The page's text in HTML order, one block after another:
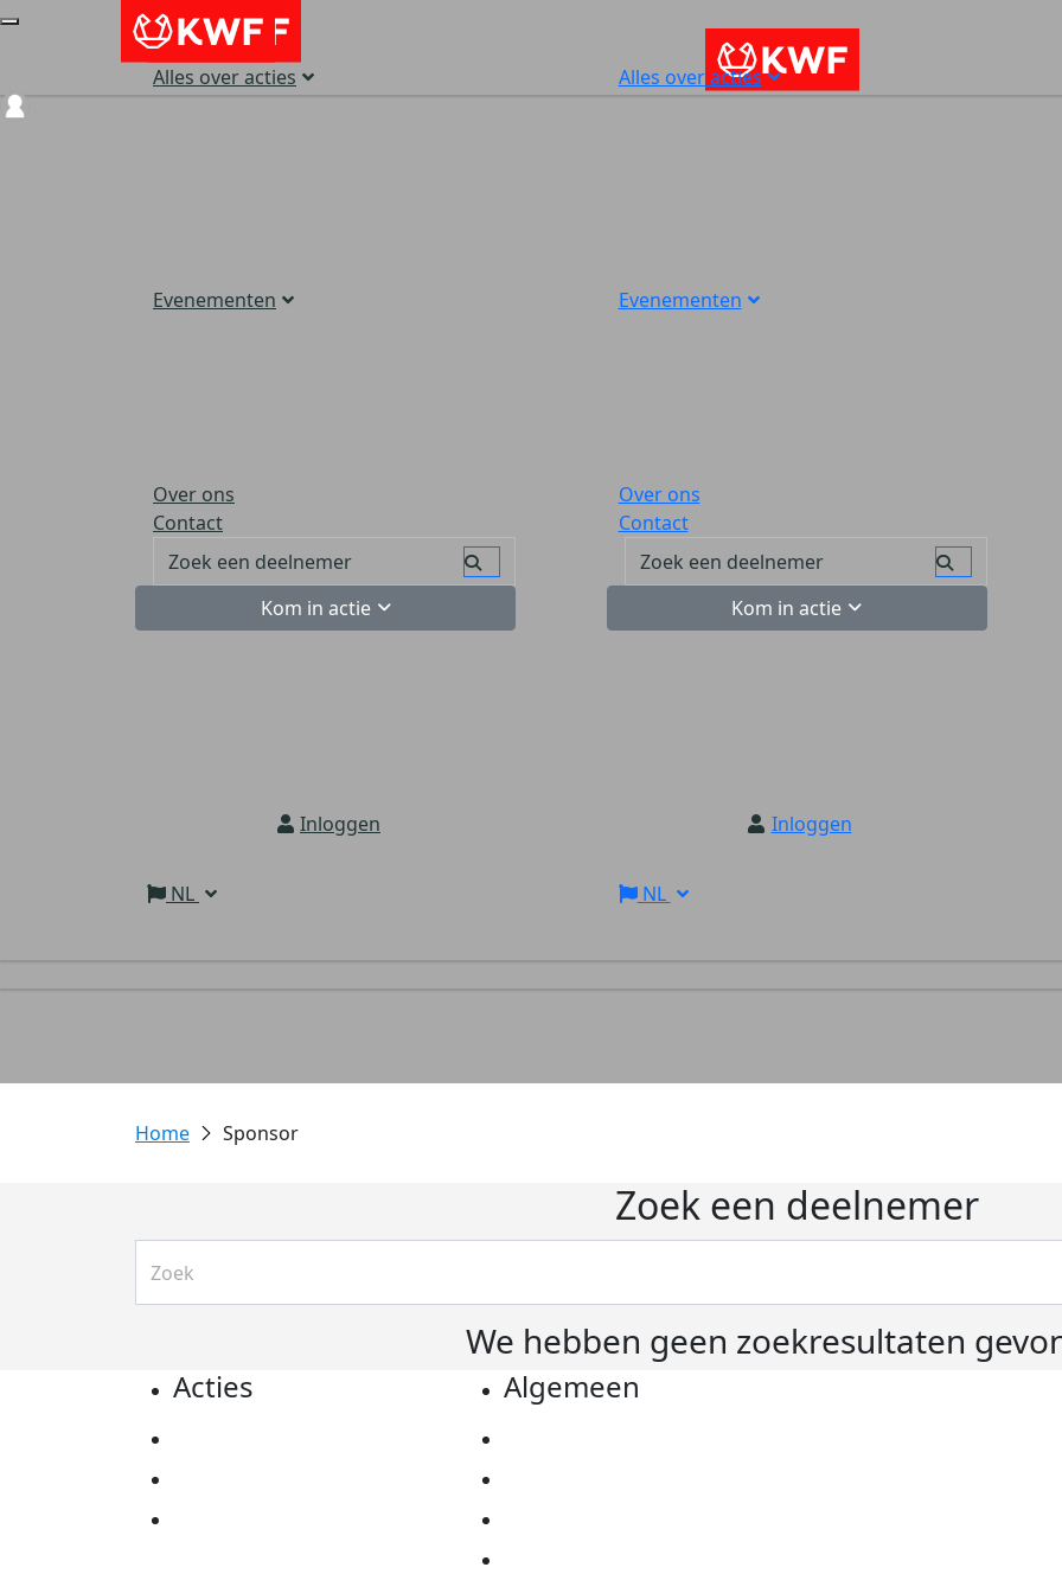
Alles over acties
Evenementen
Over ons
Contact
Kom in actie
Inloggen
NL
Alles over acties
Evenementen
Over ons
Contact
Kom in actie
Inloggen
NL
Sponsor
Zoek een deelnemer
We hebben geen zoekresultaten
Acties Algemeen